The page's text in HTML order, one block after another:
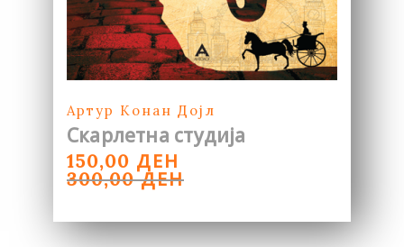
Артур Конан Дојл
Скарлетна студија
300,00ДЕН
ORIGINAL
PRICE
WAS:
150,00 ДЕН
CURRENT
PRICE